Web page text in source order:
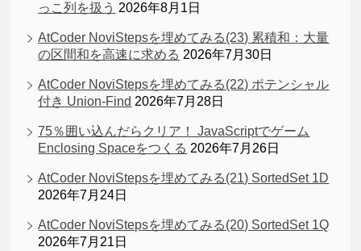
っこ列を扱う 2026年8月1日
AtCoder NoviStepsを埋めてみる(23) 累積和：大量
の区間和を高速に求める 2026年7月30日
AtCoder NoviStepsを埋めてみる(22) ポテンシャル
付き Union-Find 2026年7月28日
75％囲い込んだらクリア！ JavaScriptでゲーム
Enclosing Spaceをつくる 2026年7月26日
AtCoder NoviStepsを埋めてみる(21) SortedSet 1D
2026年7月24日
AtCoder NoviStepsを埋めてみる(20) SortedSet 1Q
2026年7月21日